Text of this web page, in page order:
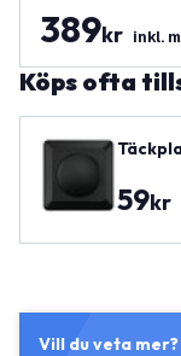
389kr inkl.
Köps ofta
59kr
Vill du veta mer?